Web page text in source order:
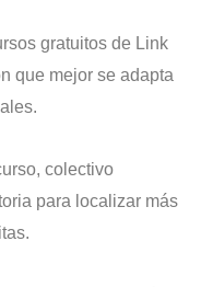
gratuitos de Link
que mejor se adapta
colectivo
para localizar más